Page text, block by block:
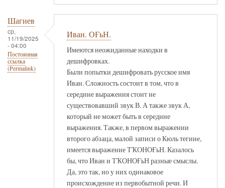
Шагиев
ср,
11/19/2025
- 04:00
Постоянная
ссылка
(Permalink)
Иван. ОҒьН.
Имеются неожиданные находки в
дешифровках.
Были попытки дешифровать русское имя
Иван. Сложность состоит в том, что в
середине выражения стоит не
существовавший звук В. А также звук А,
который не может быть в середине
выражения. Также, в первом выражении
второго абзаца, малой записи о Кюль тегине,
имеется выражение ТҠОНОҒьН. Казалось
бы, что Иван и ТҠОНОҒьН разные смыслы.
Да, это так, но у них одинаковое
происхождение из первобытной речи. И